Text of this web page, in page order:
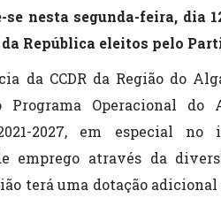
nesta segunda-feira, dia
República eleitos pelo
da CCDR da Região do
Programa Operacional
2027, em especial no
emprego através da
terá uma dotação